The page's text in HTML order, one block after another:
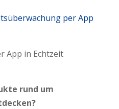
App in Echtzeit
rund um